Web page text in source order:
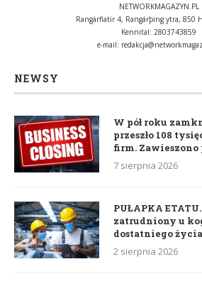
NETWORKMAGAZYN.PL
Rangárflatir 4, Rangárþing ytra, 850
Kennital: 2803743859
e-mail:
NEWSY
W pół roku
przeszło 108
firm. Zawieszono
7 sierpnia 2026
PUŁAPKA
zatrudniony u
dostatniego
2 sierpnia 2026